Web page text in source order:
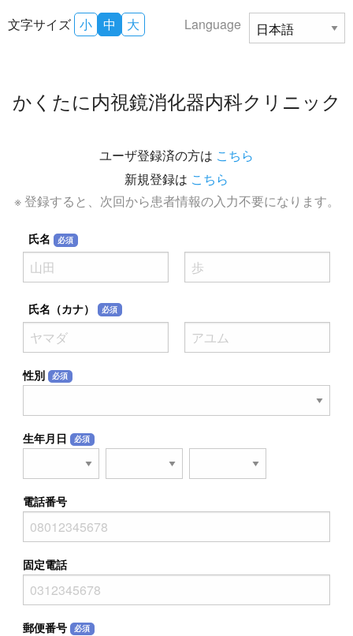
文字サイズ 小 中 大 Language
かくたに内視鏡消化器内科クリニック
ユーザ登録済の方は こちら
新規登録は こちら
※ 登録すると、次回から患者情報の入力不要になります。
氏名 必須
氏名（カナ） 必須
性別 必須
生年月日 必須
電話番号
固定電話
郵便番号 必須